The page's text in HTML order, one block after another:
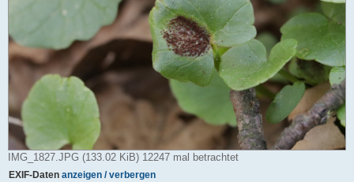
IMG_1827.JPG (133.02 KiB) 12247 mal betrachtet
EXIF-Daten anzeigen / verbergen